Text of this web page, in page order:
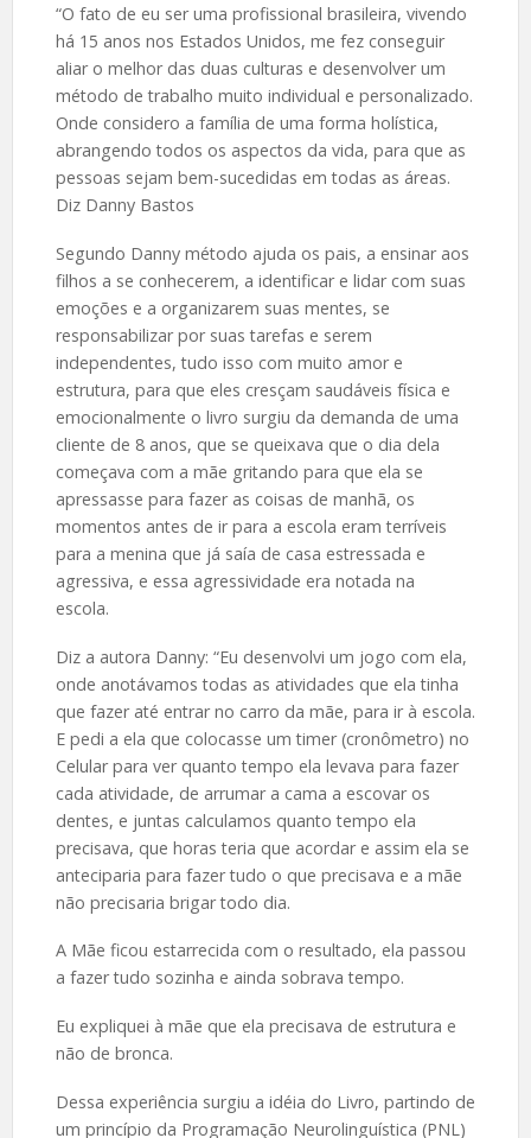
“O fato de eu ser uma profissional brasileira, vivendo
há 15 anos nos Estados Unidos, me fez conseguir
aliar o melhor das duas culturas e desenvolver um
método de trabalho muito individual e personalizado.
Onde considero a família de uma forma holística,
abrangendo todos os aspectos da vida, para que as
pessoas sejam bem-sucedidas em todas as áreas.
Diz Danny Bastos
Segundo Danny método ajuda os pais, a ensinar aos
filhos a se conhecerem, a identificar e lidar com suas
emoções e a organizarem suas mentes, se
responsabilizar por suas tarefas e serem
independentes, tudo isso com muito amor e
estrutura, para que eles cresçam saudáveis física e
emocionalmente o livro surgiu da demanda de uma
cliente de 8 anos, que se queixava que o dia dela
começava com a mãe gritando para que ela se
apressasse para fazer as coisas de manhã, os
momentos antes de ir para a escola eram terríveis
para a menina que já saía de casa estressada e
agressiva, e essa agressividade era notada na
escola.
Diz a autora Danny: “Eu desenvolvi um jogo com ela,
onde anotávamos todas as atividades que ela tinha
que fazer até entrar no carro da mãe, para ir à escola.
E pedi a ela que colocasse um timer (cronômetro) no
Celular para ver quanto tempo ela levava para fazer
cada atividade, de arrumar a cama a escovar os
dentes, e juntas calculamos quanto tempo ela
precisava, que horas teria que acordar e assim ela se
anteciparia para fazer tudo o que precisava e a mãe
não precisaria brigar todo dia.
A Mãe ficou estarrecida com o resultado, ela passou
a fazer tudo sozinha e ainda sobrava tempo.
Eu expliquei à mãe que ela precisava de estrutura e
não de bronca.
Dessa experiência surgiu a idéia do Livro, partindo de
um princípio da Programação Neurolinguística (PNL)